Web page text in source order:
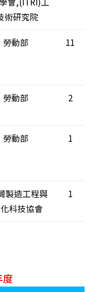
術研究院
勞動部 11
勞動部 2
勞動部 1
製造工程與
科技協會
1
度